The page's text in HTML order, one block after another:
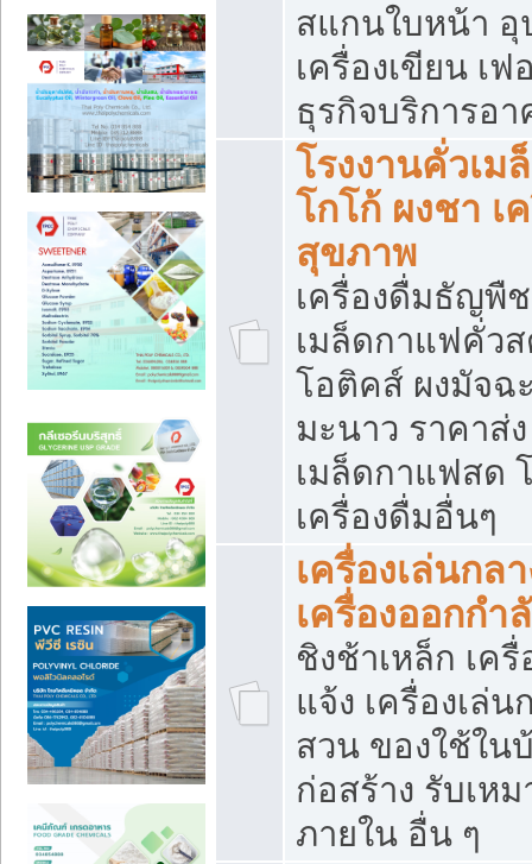
สแกนใบหน้า
เครื่องเขียน เ
ธุรกิจบริการอ
โรงงานคั่วเม
โกโก้ ผงชา เ
สุขภาพ
เครื่องดื่มธัญพื
เมล็ดกาแฟคั่ว
โอติคส์ ผงมัจฉ
มะนาว ราคาส่
เมล็ดกาแฟสด
เครื่องดื่มอื่นๆ
เครื่องเล่นกล
เครื่องออกกำ
ชิงช้าเหล็ก เค
แจ้ง เครื่องเล่น
สวน ของใช้ใน
ก่อสร้าง รับเห
ภายใน อื่น ๆ